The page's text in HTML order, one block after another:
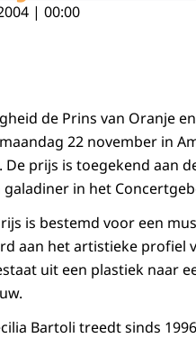
| 00:00
de Prins van Oranje
22 november in
prijs is toegekend aan
in het
is bestemd voor een
aan het artistieke profiel
uit een plastiek naar
Bartoli treedt sinds